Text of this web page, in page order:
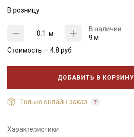
В розницу
м
В наличии
9 м
Стоимость — 4.8 руб
ДОБАВИТЬ В КОРЗИНУ
Только онлайн-заказ
Характеристики